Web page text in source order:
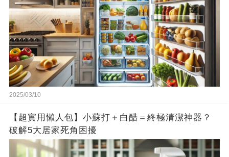
2025/03/10
【超實用懶人包】小蘇打＋白醋＝終極清潔神器？
破解5大居家死角困擾